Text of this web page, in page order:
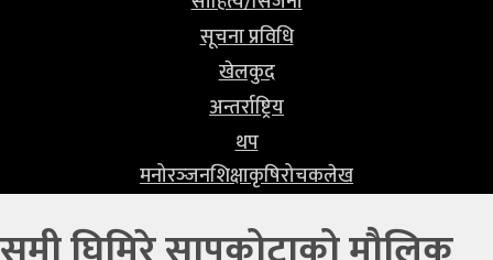
सूचना प्रविधि
खेलकुद
अन्तर्राष्ट्रिय
थप
मनोरञ्‍जनशिक्षाकृषिरोचकलेख
खेलकुद
अन्तर्राष्ट्रिय